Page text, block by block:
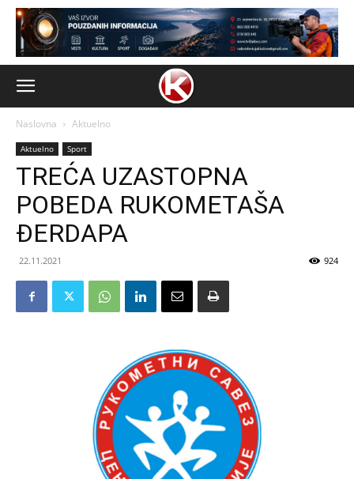
Naslovna Aktuelno
Aktuelno Sport
TREĆA UZASTOPNA
POBEDA RUKOMETAŠA
ĐERDAPA
22.11.2021 924